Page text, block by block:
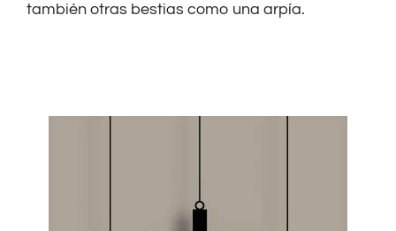
también otras bestias como una arpía.